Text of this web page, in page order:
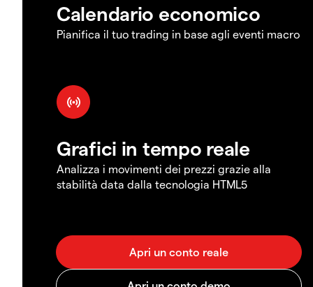
Calendario economico
Pianifica il tuo trading in base agli eventi macro
Grafici in tempo reale
Analizza i movimenti dei prezzi grazie alla
stabilità data dalla tecnologia HTML5